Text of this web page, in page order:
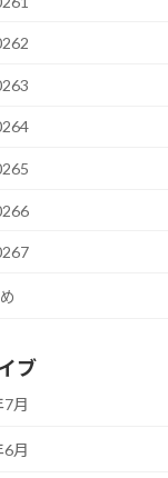
ブ
月
月